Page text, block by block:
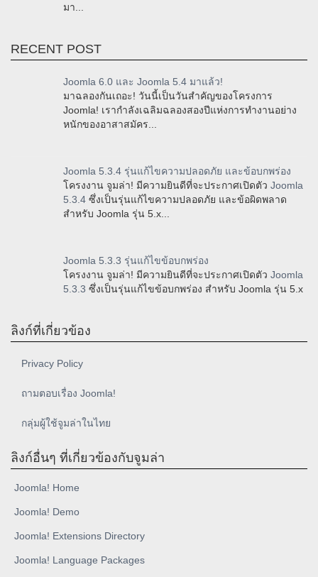
มา...
RECENT POST
Joomla 6.0 และ Joomla 5.4 มาแล้ว!
มาฉลองกันเถอะ! วันนี้เป็นวันสำคัญของโครงการ
Joomla! เรากำลังเฉลิมฉลองสองปีแห่งการทำงานอย่าง
หนักของอาสาสมัคร...
Joomla 5.3.4 รุ่นแก้ไขความปลอดภัย และข้อบกพร่อง
โครงงาน จูมล่า! มีความยินดีที่จะประกาศเปิดตัว Joomla
5.3.4 ซึ่งเป็นรุ่นแก้ไขความปลอดภัย และข้อผิดพลาด
สำหรับ Joomla รุ่น 5.x...
Joomla 5.3.3 รุ่นแก้ไขข้อบกพร่อง
โครงงาน จูมล่า! มีความยินดีที่จะประกาศเปิดตัว Joomla
5.3.3 ซึ่งเป็นรุ่นแก้ไขข้อบกพร่อง สำหรับ Joomla รุ่น 5.x
ลิงก์ที่เกี่ยวข้อง
Privacy Policy
ถามตอบเรื่อง Joomla!
กลุ่มผู้ใช้จูมล่าในไทย
ลิงก์อื่นๆ ที่เกี่ยวข้องกับจูมล่า
Joomla! Home
Joomla! Demo
Joomla! Extensions Directory
Joomla! Language Packages